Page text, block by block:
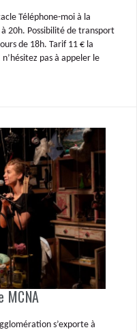
Téléphone-moi à la
20h. Possibilité de transport
de 18h. Tarif 11 € la
pas à appeler le
s’exporte à